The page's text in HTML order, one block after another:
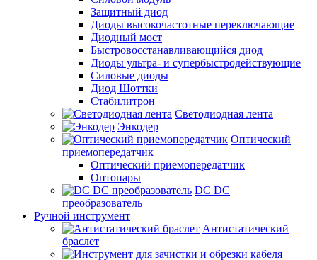
Защитный диод
Диоды высокочастотные переключающие
Диодный мост
Быстровосстанавливающийся диод
Диоды ультра- и супербыстродействующие
Силовые диоды
Диод Шоттки
Стабилитрон
Светодиодная лента
Энкодер
Оптический
приемопередатчик
Оптический приемопередатчик
Оптопары
DC DC
преобразователь
Ручной инструмент
Антистатический
браслет